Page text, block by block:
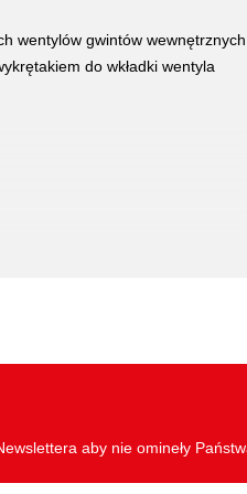
wentylów gwintów
do wkładki wentyla
aby nie omineły